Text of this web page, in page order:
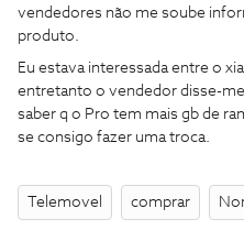
vendedores não me soube
produto.
Eu estava interessada entre o
entretanto o vendedor disse-
saber q o Pro tem mais gb de
se consigo fazer uma troca.
Telemovel comprar